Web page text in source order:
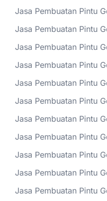
Jasa Pembuatan Pintu
Jasa Pembuatan Pintu
Jasa Pembuatan Pintu
Jasa Pembuatan Pintu
Jasa Pembuatan Pintu
Jasa Pembuatan Pintu
Jasa Pembuatan Pintu
Jasa Pembuatan Pintu
Jasa Pembuatan Pintu
Jasa Pembuatan Pintu
Jasa Pembuatan Pintu